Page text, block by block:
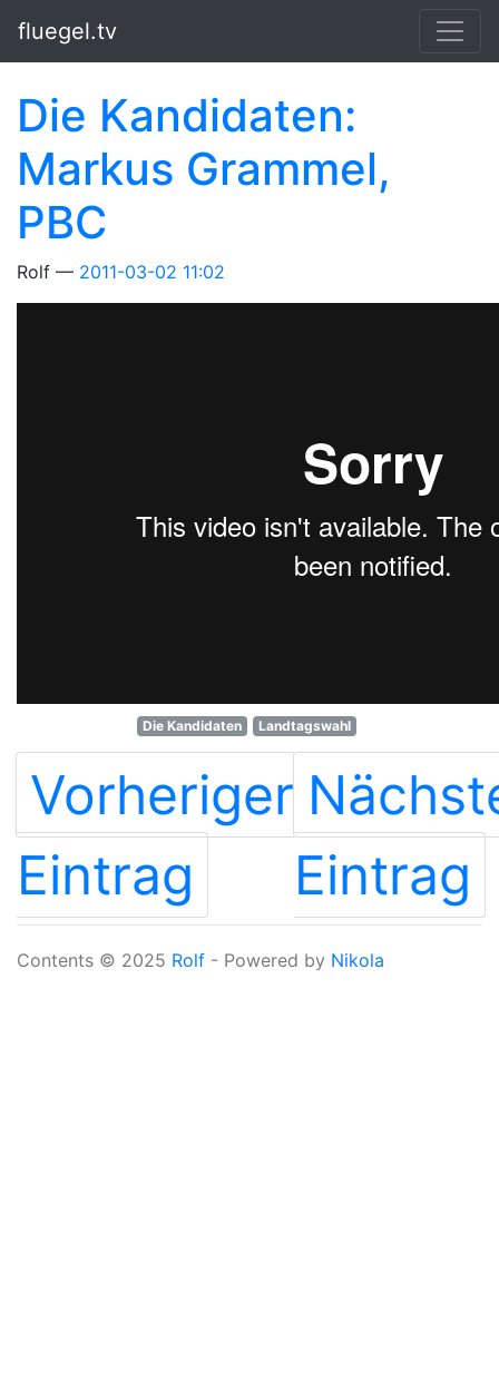
fluegel.tv
Die Kandidaten:
Markus Grammel,
PBC
Rolf 2011-03-02 11:02
Die Kandidaten Landtagswahl
Vorheriger
Eintrag
Eintrag
Contents © 2025 Rolf - Powered by Nikola